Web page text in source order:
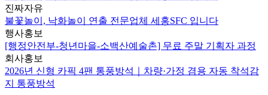
진짜자유
불꽃놀이, 낙화놀이 연출 전문업체 세홍SFC 입니다
행사홍보
[행정안전부-청년마을-소백산예술촌] 무료 주말 기획자 과정
회사홍보
2026년 신형 카픽 4팬 통풍방석｜차량·가정 겸용 자동 착석감
지 통풍방석